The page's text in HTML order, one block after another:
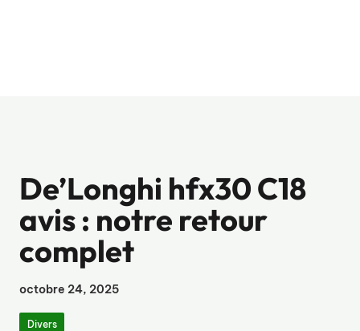
De’Longhi hfx30 C18
avis : notre retour
complet
octobre 24, 2025
Divers